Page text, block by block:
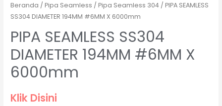
Beranda /Pipa Seamless /Pipa Seamless 304 / PIPA SEAMLESS
SS304 DIAMETER 194MM #6MM X 6000mm
PIPA SEAMLESS SS304
DIAMETER 194MM #6MM X
6000mm
Klik Disini